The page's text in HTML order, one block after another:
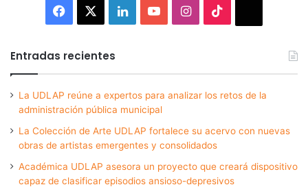
Facebook LinkedInYouTubeInstagram
Entradas recientes
La UDLAP reúne a expertos para analizar los retos de la
administración pública municipal
La Colección de Arte UDLAP fortalece su acervo con nuevas
obras de artistas emergentes y consolidados
Académica UDLAP asesora un proyecto que creará dispositivo
capaz de clasificar episodios ansioso-depresivos